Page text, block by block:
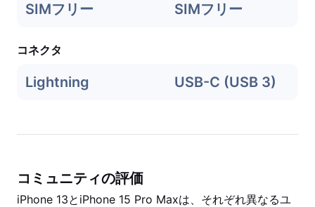
SIMフリー SIMフリー
コネクタ
Lightning USB-C (USB 3)
コミュニティの評価
iPhone 13とiPhone 15 Pro Maxは、それぞれ異なるユ